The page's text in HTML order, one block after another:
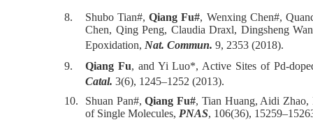
8.
Shubo Tian#,Qiang Fu#, Wenxing Chen#,
Chen, Qing Peng, Claudia Draxl, Dingsheng
Epoxidation, Nat. Commun. 9, 2353 (2018).
9.
Qiang Fu, and Yi Luo*, Active Sites of Pd-
Catal. 3(6), 1245–1252 (2013).
10.
Shuan Pan#,Qiang Fu#, Tian Huang, Aidi Zhao,
of Single Molecules, PNAS, 106(36),